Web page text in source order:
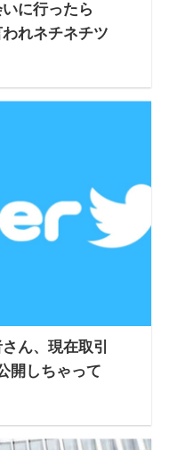
に行ったら
れネチネチツ
ん、現在取引
開しちゃって